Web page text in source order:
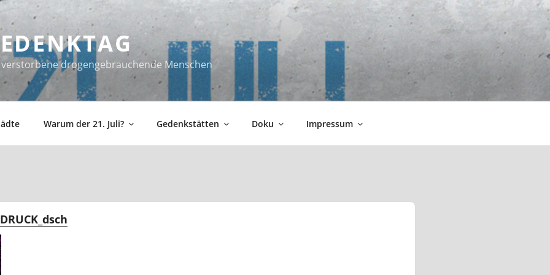
drogengebrauchende Menschen
Warum der 21. Juli? Gedenkstätten Doku Impressum